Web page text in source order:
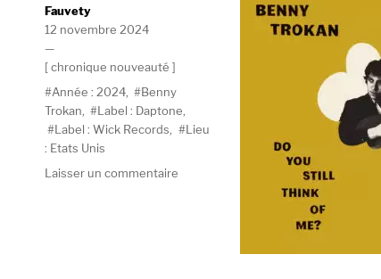
Fauvety
Publié
le
12 novembre 2024
Catégories
chronique nouveauté
Étiquettes
Année : 2024
Benny
Trokan
Label : Daptone
Label : Wick Records
Lieu
: Etats Unis
Laisser un commentaire